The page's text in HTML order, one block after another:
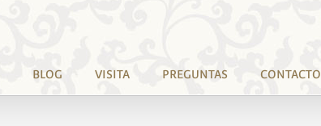
BLOG VISITA PREGUNTAS CONTACTO